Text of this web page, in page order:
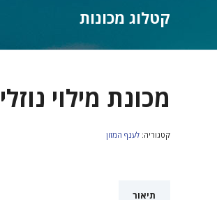
קטלוג מכונות
מכונת מילוי
קטגוריה: לענף המזון
תיאור